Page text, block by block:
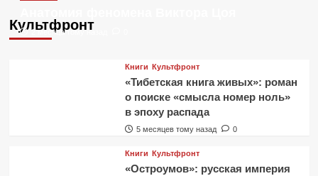
Культфронт
2 месяца тому назад
Книги Культфронт
«Тибетская книга живых»: роман
о поиске «смысла номер ноль»
в эпоху распада
5 месяцев тому назад 0
Книги Культфронт
«Остроумов»: русская империя